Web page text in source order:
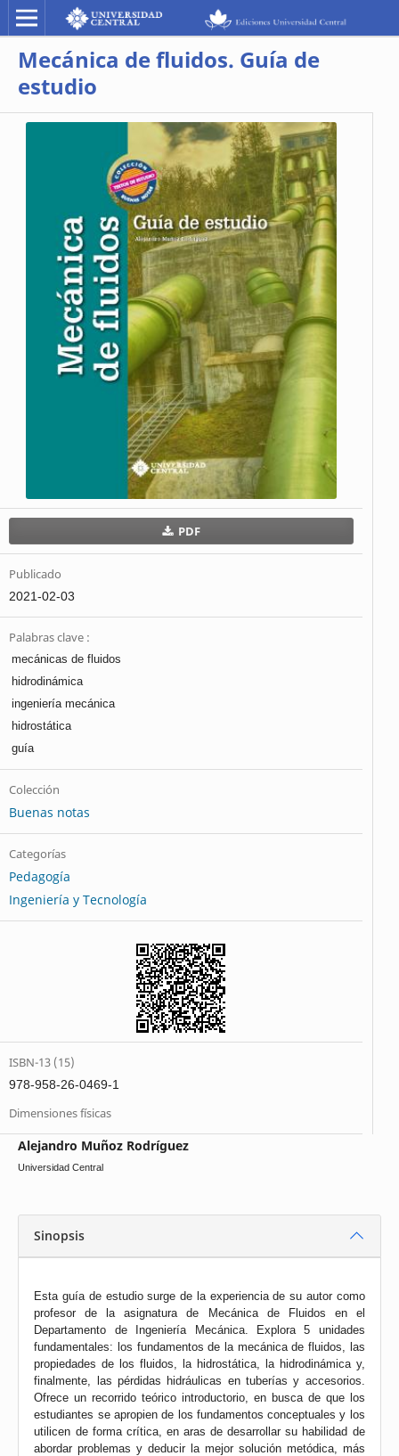
Mecánica de fluidos. Guía de
estudio
PDF
Publicado
2021-02-03
Palabras clave :
mecánicas de fluidos
hidrodinámica
ingeniería mecánica
hidrostática
guía
Colección
Buenas notas
Categorías
Pedagogía
Ingeniería y Tecnología
ISBN-13 (15)
978-958-26-0469-1
Dimensiones físicas
Alejandro Muñoz Rodríguez
Universidad Central
Sinopsis
Esta guía de estudio surge de la experiencia de su autor como
profesor de la asignatura de Mecánica de Fluidos en el
Departamento de Ingeniería Mecánica. Explora 5 unidades
fundamentales: los fundamentos de la mecánica de fluidos, las
propiedades de los fluidos, la hidrostática, la hidrodinámica y,
finalmente, las pérdidas hidráulicas en tuberías y accesorios.
Ofrece un recorrido teórico introductorio, en busca de que los
estudiantes se apropien de los fundamentos conceptuales y los
utilicen de forma crítica, en aras de desarrollar su habilidad de
abordar problemas y deducir la mejor solución metódica, más